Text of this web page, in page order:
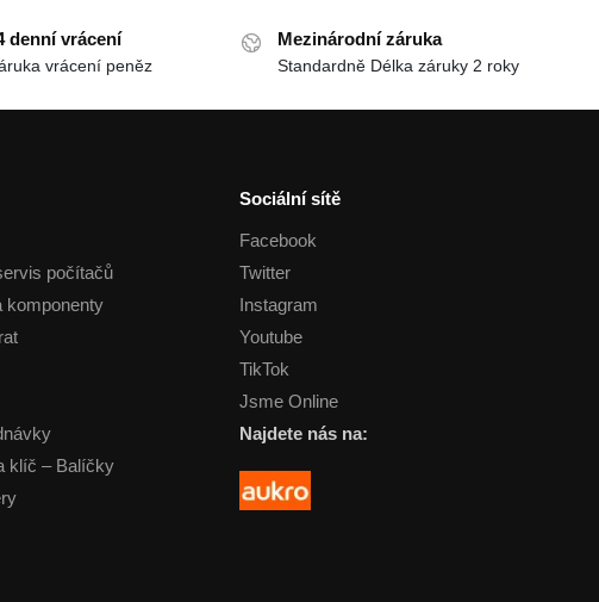
denní vrácení
vrácení peněz
Mezinárodní záruka
Standardně Délka záruky 2 roky
počítačů
komponenty
klíč – Balíčky
Sociální sítě
Facebook
Twitter
Instagram
Youtube
TikTok
Jsme Online
Najdete nás na: